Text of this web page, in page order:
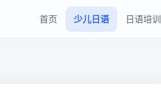
首页 少儿日语 日语培训